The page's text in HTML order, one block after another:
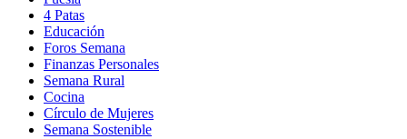
new
window
in
new
window
4 Patas
Educación
Foros Semana
Finanzas Personales
Semana Rural
Cocina
Círculo de Mujeres
Semana Sostenible